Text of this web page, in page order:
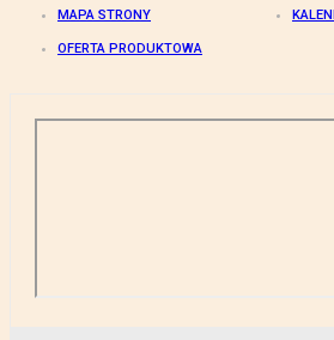
MAPA STRONY
OFERTA PRODUKTOWA